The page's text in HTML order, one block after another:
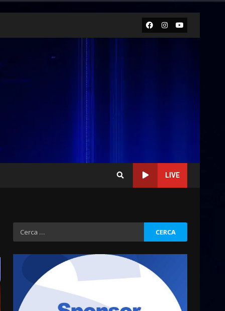
Facebook
Instagram
Youtube
LIVE
Ricerca
per:
cittadinanza attiva: online
l’avviso per la gestione
condivisa della Villetta di
6 Agosto 2026 06:20